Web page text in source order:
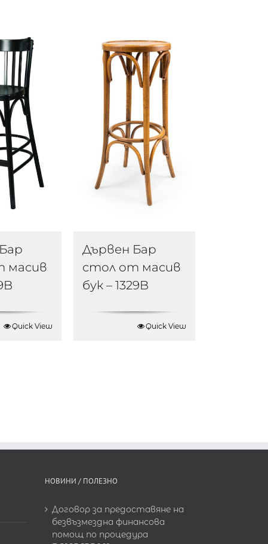
масив
Quick View
Дървен Бар
стол от масив
бук – 1329B
Quick View
НОВИНИ / ПОЛЕЗНО
Договор за предоставяне на
безвъзмездна финансова
помощ по процедура